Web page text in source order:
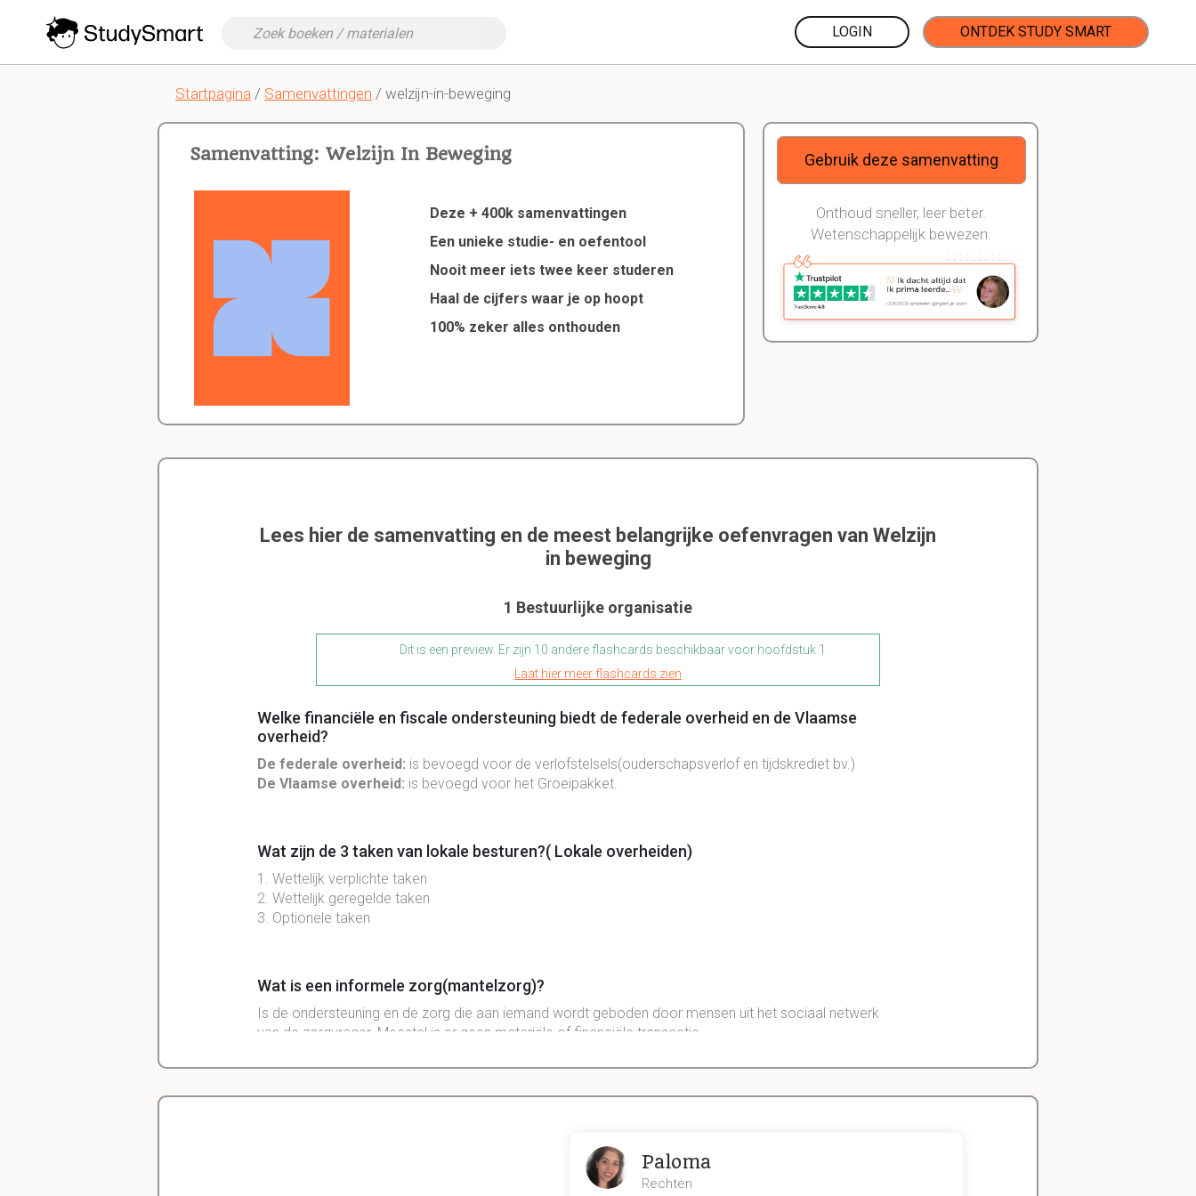
LOGIN ONTDEK STUDY SMART
Startpagina / Samenvattingen / welzijn-in-beweging
Samenvatting: Welzijn In Beweging
Deze + 400k samenvattingen
Een unieke studie- en oefentool
Nooit meer iets twee keer studeren
Haal de cijfers waar je op hoopt
100% zeker alles onthouden
Gebruik deze samenvatting
Onthoud sneller, leer beter.
Wetenschappelijk bewezen.
Lees hier de samenvatting en de meest belangrijke oefenvragen van Welzijn
in beweging
1 Bestuurlijke organisatie
Dit is een preview. Er zijn 10 andere flashcards beschikbaar voor hoofdstuk 1
Laat hier meer flashcards zien
Welke financiële en fiscale ondersteuning biedt de federale overheid en de Vlaamse
overheid?
De federale overheid: is bevoegd voor de verlofstelsels(ouderschapsverlof en tijdskrediet bv.)
De Vlaamse overheid: is bevoegd voor het Groeipakket.
Wat zijn de 3 taken van lokale besturen?( Lokale overheiden)
1. Wettelijk verplichte taken
2. Wettelijk geregelde taken
3. Optionele taken
Wat is een informele zorg(mantelzorg)?
Is de ondersteuning en de zorg die aan iemand wordt geboden door mensen uit het sociaal netwerk
van de zorgvrager. Meestal is er geen materiële of financiële transactie.
Wat zijn de Rechtstreekse tussenkomsten?
dat ze zouden krijgen als ze zouden werken
VB.: tijdelijke tussenkomsten; inkomensaanvullende uitkeringen; sociale bijstand
Paloma
Rechten